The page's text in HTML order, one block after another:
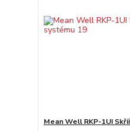
Mean Well RKP-1UI